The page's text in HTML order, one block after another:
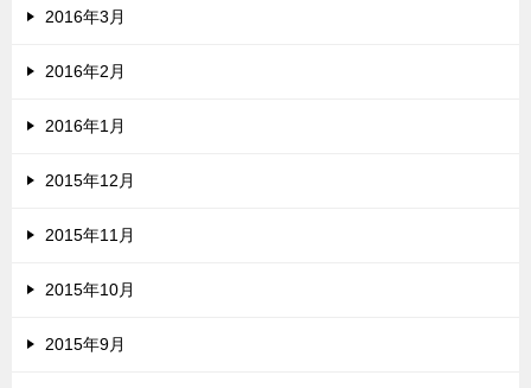
2016年3月
2016年2月
2016年1月
2015年12月
2015年11月
2015年10月
2015年9月